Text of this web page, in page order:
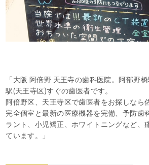
「大阪 阿倍野 天王寺の歯科医院。阿部野
駅(天王寺区)すぐの歯医者です。
阿倍野区、天王寺区で歯医者をお探しなら
完全個室と最新の医療機器を完備、予防歯
ラント、小児矯正、ホワイトニングなど、
ています。」